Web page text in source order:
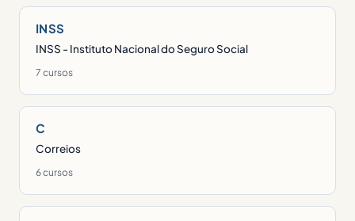
INSS
INSS - Instituto Nacional do Seguro Social
7 cursos
C
Correios
6 cursos